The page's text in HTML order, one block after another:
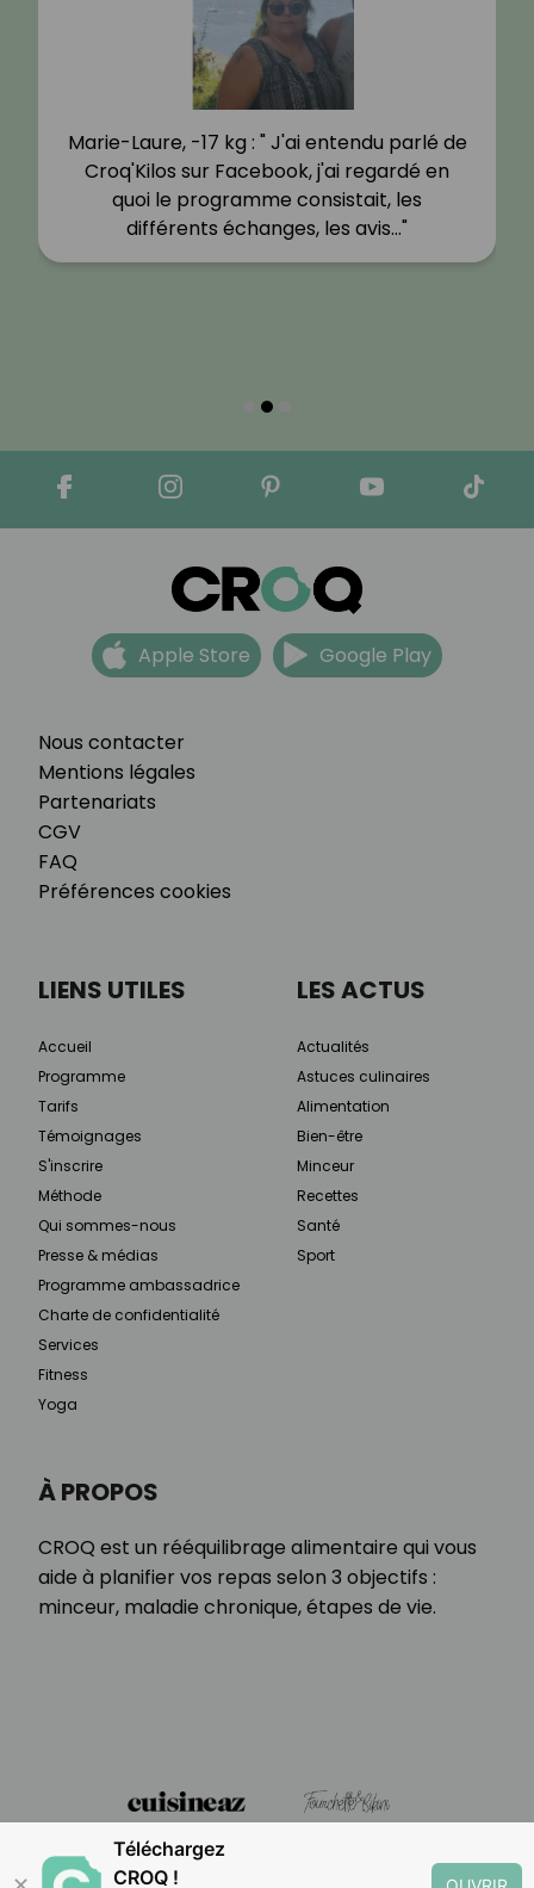
Marie-Laure, -17 kg : " J'ai entendu parlé de
Croq'Kilos sur Facebook, j'ai regardé en
quoi le programme consistait, les
différents échanges, les avis…"
Nous contacter
Mentions légales
Partenariats
CGV
FAQ
Préférences cookies
Apple Store Google Play
À PROPOS
CROQ est un rééquilibrage alimentaire qui vous
aide à planifier vos repas selon 3 objectifs :
minceur, maladie chronique, étapes de vie.
LIENS UTILES
Accueil
Programme
Tarifs
Témoignages
S'inscrire
Méthode
Qui sommes-nous
Presse & médias
Programme ambassadrice
Charte de confidentialité
Services
Fitness
Yoga
LES ACTUS
Actualités
Astuces culinaires
Alimentation
Bien-être
Minceur
Recettes
Santé
Sport
Téléchargez
CROQ !